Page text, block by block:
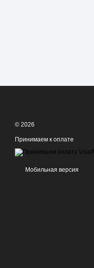
© 2026
Принимаем к оплате
Мобильная версия